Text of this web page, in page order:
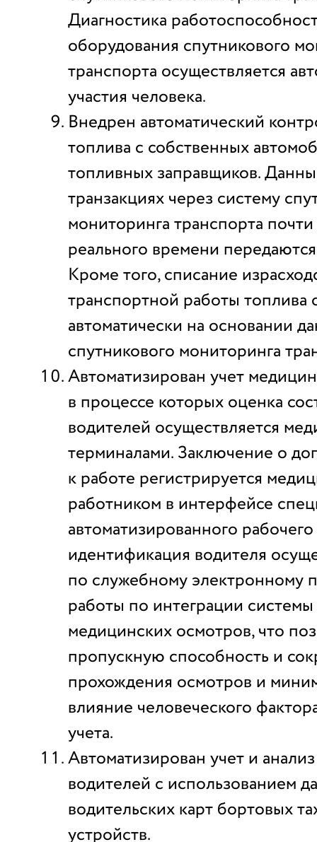
Диагностика
оборудования спутникового
транспорта осуществляется
участия человека.
Внедрен автоматический
топлива с собственных
топливных заправщиков.
транзакциях через систему
мониторинга транспорта
реального времени
Кроме того, списание
транспортной работы топлива
автоматически на основании
спутникового мониторинга
Автоматизирован учет
в процессе которых оценка
водителей осуществляется
терминалами. Заключение о
к работе регистрируется
работником в интерфейсе
автоматизированного
идентификация водителя
по служебному электронному
работы по интеграции
медицинских осмотров, что
пропускную способность и
прохождения осмотров и
влияние человеческого
учета.
Автоматизирован учет и
водителей с использованием
водительских карт бортовых
устройств.